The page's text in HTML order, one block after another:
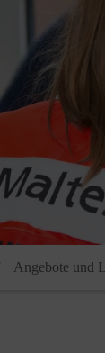
Angebote und